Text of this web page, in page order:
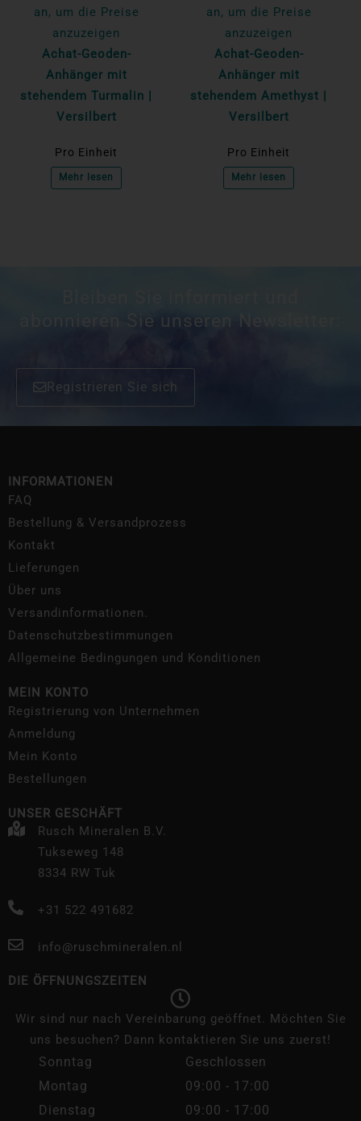
an, um die Preise
anzuzeigen
Achat-Geoden-
Anhänger mit
stehendem Turmalin |
Versilbert
Pro Einheit
Mehr lesen
an, um die Preise
anzuzeigen
Achat-Geoden-
Anhänger mit
stehendem Amethyst |
Versilbert
Pro Einheit
Mehr lesen
abonnieren Sie unseren Newsletter:
Registrieren Sie sich
INFORMATIONEN
FAQ
Bestellung & Versandprozess
Kontakt
Lieferungen
Über uns
Versandinformationen.
Datenschutzbestimmungen
Allgemeine Bedingungen und Konditionen
MEIN KONTO
Registrierung von Unternehmen
Anmeldung
Mein Konto
Bestellungen
UNSER GESCHÄFT
Rusch Mineralen B.V.
Tukseweg 148
8334 RW Tuk
+31 522 491682
info@ruschmineralen.nl
DIE ÖFFNUNGSZEITEN
Wir sind nur nach Vereinbarung geöffnet. Möchten Sie
uns besuchen? Dann kontaktieren Sie uns zuerst!
Sonntag
Geschlossen
Montag
09:00 - 17:00
Dienstag
09:00 - 17:00